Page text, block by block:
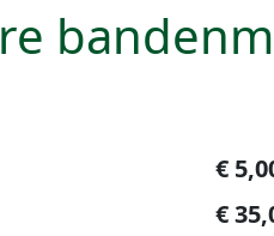
€
€